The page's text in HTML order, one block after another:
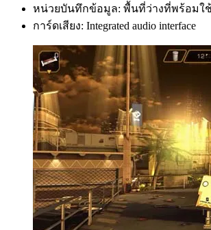
หน่วยบันทึกข้อมูล: พื้นที่ว่างที่พร้อมใช้
การ์ดเสียง: Integrated audio interface